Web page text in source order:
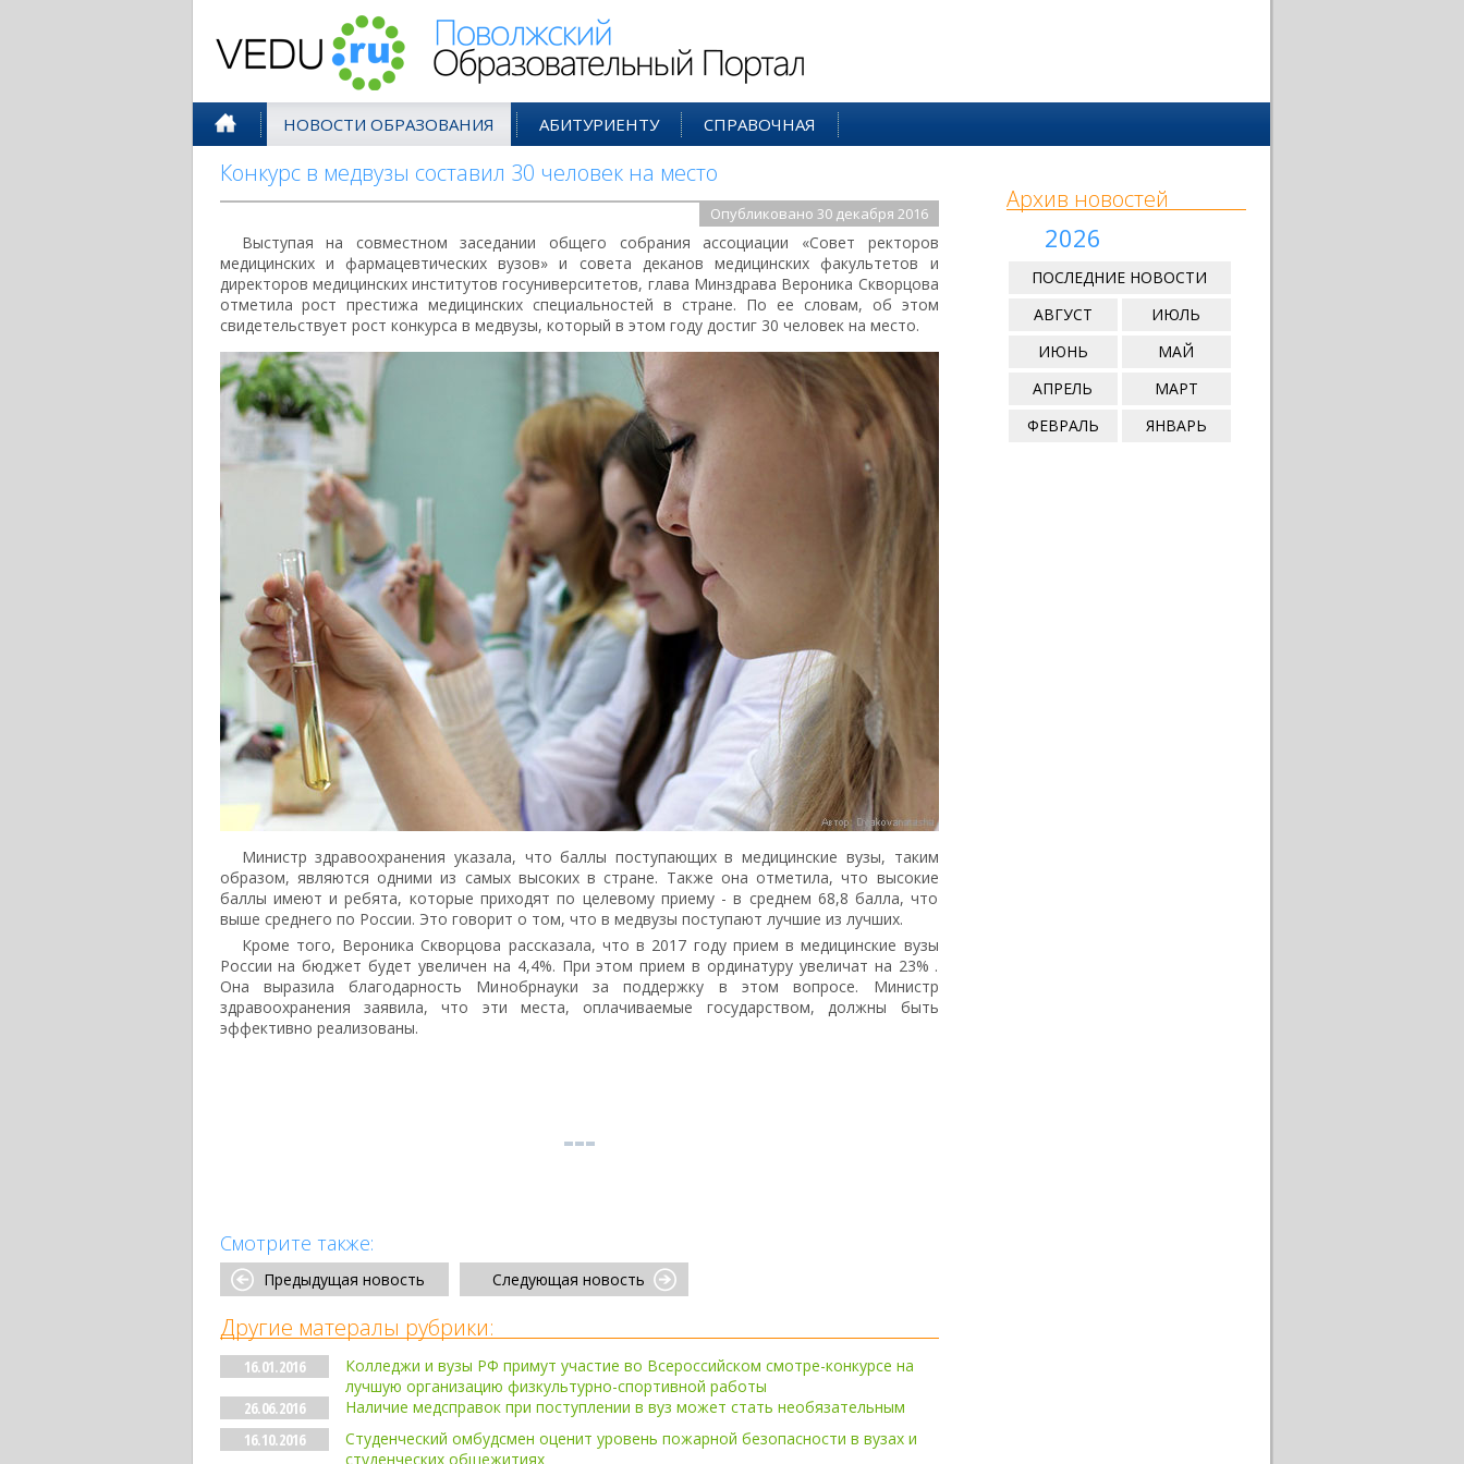
НОВОСТИ ОБРАЗОВАНИЯ АБИТУРИЕНТУ СПРАВОЧНАЯ
Конкурс в медвузы составил 30 человек на место
Опубликовано 30 декабря 2016
Выступая на совместном заседании общего собрания ассоциации «Совет ректоров
медицинских и фармацевтических вузов» и совета деканов медицинских факультетов и
директоров медицинских институтов госуниверситетов, глава Минздрава Вероника Скворцова
отметила рост престижа медицинских специальностей в стране. По ее словам, об этом
свидетельствует рост конкурса в медвузы, который в этом году достиг 30 человек на место.
Министр здравоохранения указала, что баллы поступающих в медицинские вузы, таким
образом, являются одними из самых высоких в стране. Также она отметила, что высокие
баллы имеют и ребята, которые приходят по целевому приему - в среднем 68,8 балла, что
выше среднего по России. Это говорит о том, что в медвузы поступают лучшие из лучших.
Кроме того, Вероника Скворцова рассказала, что в 2017 году прием в медицинские вузы
России на бюджет будет увеличен на 4,4%. При этом прием в ординатуру увеличат на 23% .
Она выразила благодарность Минобрнауки за поддержку в этом вопросе. Министр
здравоохранения заявила, что эти места, оплачиваемые государством, должны быть
эффективно реализованы.
Смотрите также:
Предыдущая новость Следующая новость
Другие матералы рубрики:
16.01.2016
Колледжи и вузы РФ примут участие во Всероссийском смотре-конкурсе на
лучшую организацию физкультурно-спортивной работы
26.06.2016
Наличие медсправок при поступлении в вуз может стать необязательным
16.10.2016
Студенческий омбудсмен оценит уровень пожарной безопасности в вузах и
студенческих общежитиях
Архив новостей
2026
ПОСЛЕДНИЕ НОВОСТИ
АВГУСТ
ИЮЛЬ
ИЮНЬ
МАЙ
АПРЕЛЬ
МАРТ
ФЕВРАЛЬ
ЯНВАРЬ